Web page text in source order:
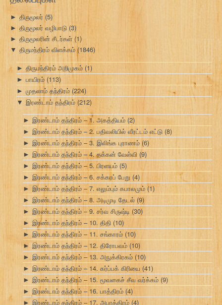
► திருமூலர் (5)
► திருமூலர் வழிபாடு (3)
► திருமூலரின் சீடர்கள் (1)
▼ திருமந்திரம் விளக்கம்(1846)
► திருமந்திரம் அறிமுகம் (1)
► பாயிரம் (113)
► முதலாம் தந்திரம் (224)
▼ இரண்டாம் தந்திரம் (212)
► இரண்டாம் தந்திரம் – 1. அகத்தியம் (2)
► இரண்டாம் தந்திரம் – 2. பதிவலியில் வீரட்டம் எட்டு (8)
► இரண்டாம் தந்திரம் – 3. இலிங்க புராணம் (6)
► இரண்டாம் தந்திரம் – 4. தக்கன் வேள்வி (9)
► இரண்டாம் தந்திரம் – 5. பிரளயம் (5)
► இரண்டாம் தந்திரம் – 6. சக்கரப் பேறு (4)
► இரண்டாம் தந்திரம் – 7. எலும்பும் கபாலமும் (1)
► இரண்டாம் தந்திரம் – 8. அடிமுடி தேடல் (9)
► இரண்டாம் தந்திரம் – 9. சர்வ சிருஷ்டி (30)
► இரண்டாம் தந்திரம் – 10. திதி (10)
► இரண்டாம் தந்திரம் – 11. சங்காரம் (10)
► இரண்டாம் தந்திரம் – 12. திரோபவம் (10)
► இரண்டாம் தந்திரம் – 13. அநுக்கிரகம் (10)
► இரண்டாம் தந்திரம் – 14. கர்ப்பக் கிரியை (41)
► இரண்டாம் தந்திரம் – 15. மூவகைச் சீவ வர்க்கம் (9)
► இரண்டாம் தந்திரம் – 16. பாத்திரம் (4)
► இரண்டாம் தந்திரம் – 17. அபாத்திரம் (4)